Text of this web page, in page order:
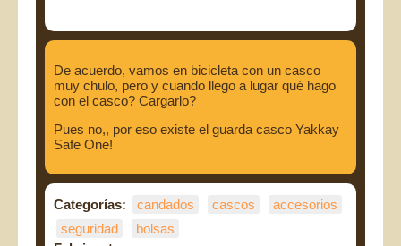
De acuerdo, vamos en bicicleta con un casco
muy chulo, pero y cuando llego a lugar qué hago
con el casco? Cargarlo?
Pues no,, por eso existe el guarda casco Yakkay
Safe One!
Categorías: candados cascos
accesorios
seguridad
bolsas